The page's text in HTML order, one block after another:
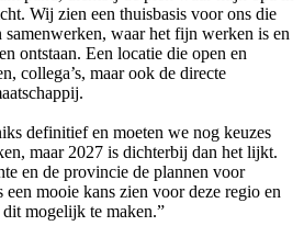
Wij zien een thuisbasis voor ons die
waar het fijn werken is en
ontstaan. Een locatie die open en
collega’s, maar ook de directe
definitief en moeten we nog keuzes
maar 2027 is dichterbij dan het lijkt.
en de provincie de plannen voor
mooie kans zien voor deze regio en
mogelijk te maken.”